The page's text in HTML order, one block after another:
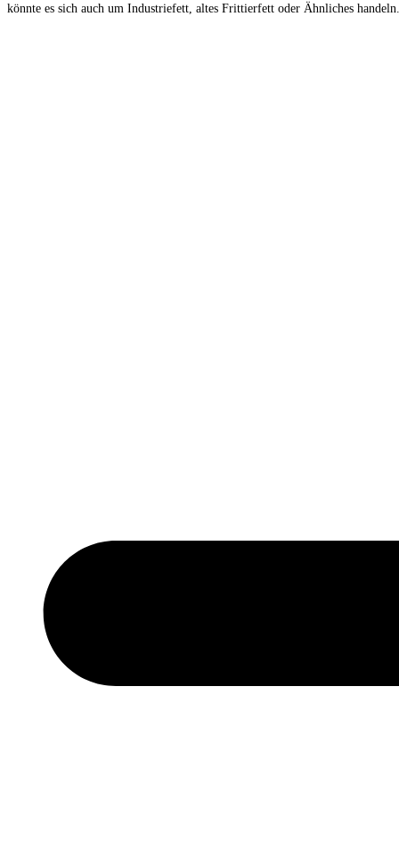
könnte es sich auch um Industriefett, altes Frittierfett oder Ähnliches handeln.